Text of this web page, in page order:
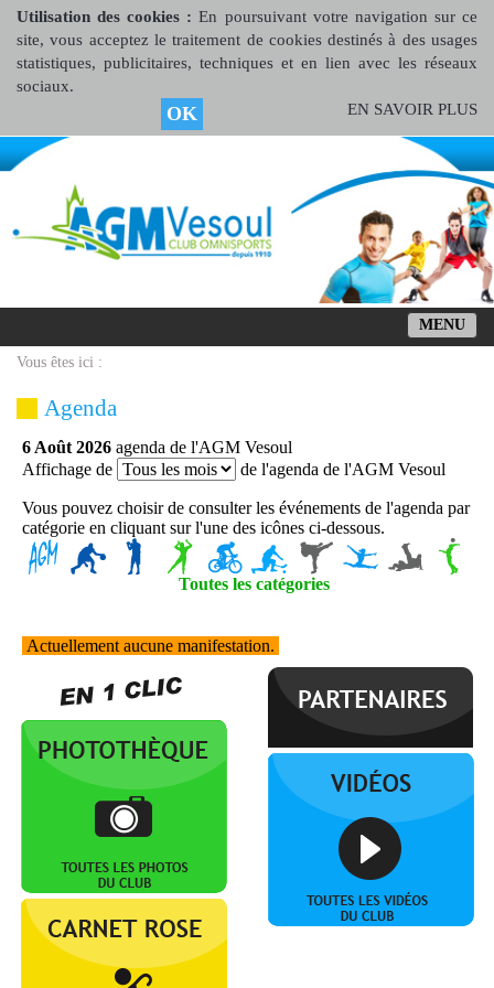
Utilisation des cookies :En poursuivant votre navigation sur ce
site, vous acceptez le traitement de cookies destinés à des usages
statistiques, publicitaires, techniques et en lien avec les réseaux
sociaux.
OK EN SAVOIR PLUS
MENU
Vous êtes ici :
Agenda
6 Août 2026 agenda de l'AGM Vesoul
Affichage de
de l'agenda de l'AGM Vesoul
Vous pouvez choisir de consulter les événements de l'agenda par
catégorie en cliquant sur l'une des icônes ci-dessous.
Toutes les catégories
Actuellement aucune manifestation.